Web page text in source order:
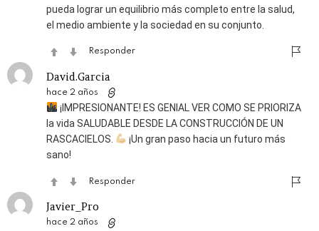
pueda lograr un equilibrio más completo entre la salud,
el medio ambiente y la sociedad en su conjunto.
Responder
David.Garcia
hace 2 años
¡IMPRESIONANTE! ES GENIAL VER COMO SE PRIORIZA
la vida SALUDABLE DESDE LA CONSTRUCCIÓN DE UN
RASCACIELOS.
¡Un gran paso hacia un futuro más
sano!
Responder
Javier_Pro
hace 2 años